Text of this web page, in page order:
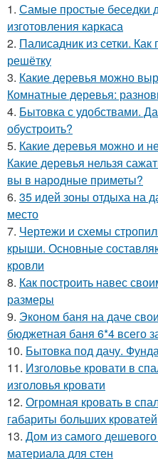
1. Самые простые беседки
изготовления каркаса
2. Палисадник из сетки.
решётку
3. Какие деревья можно
Комнатные деревья:
4. Бытовка с удобствами.
обустроить?
5. Какие деревья можно и
Какие деревья нельзя
вы в народные приметы?
6. 35 идей зоны отдыха на
место
7. Чертежи и схемы
крыши. Основные
кровли
8. Как построить навес
размеры
9. Эконом баня на даче
бюджетная баня 6*4 всего
10. Бытовка под дачу.
11. Изголовье кровати в
изголовья кровати
12. Огромная кровать в
габариты больших кроватей
13. Дом из самого
материала для стен